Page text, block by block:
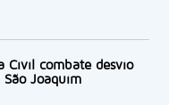
Civil combate desvio
Joaquim